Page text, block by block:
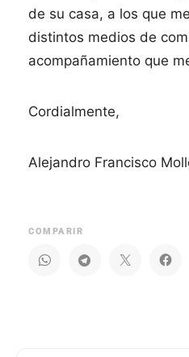
de su casa, a los que
distintos medios de
acompañamiento que
Cordialmente,
Alejandro Francisco
COMPARIR